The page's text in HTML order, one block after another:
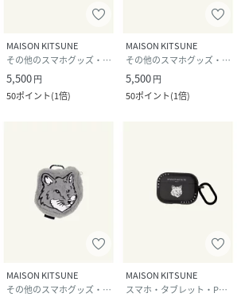
MAISON KITSUNE
その他のスマホグッズ・オーディオ機器
5,500円
50ポイント(1倍)
MAISON KITSUNE
その他のスマホグッズ・オーディオ機器
5,500円
50ポイント(1倍)
MAISON KITSUNE
その他のスマホグッズ・オーディオ機器
MAISON KITSUNE
スマホ・タブレット・PCケース/カバー